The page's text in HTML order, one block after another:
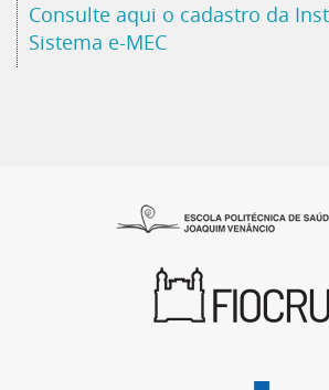
Consulte aqui o cadastro da
Sistema e-MEC